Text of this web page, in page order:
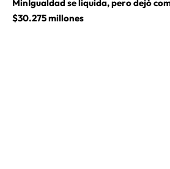
MinIgualdad se liquida, pero dejó
$30.275 millones